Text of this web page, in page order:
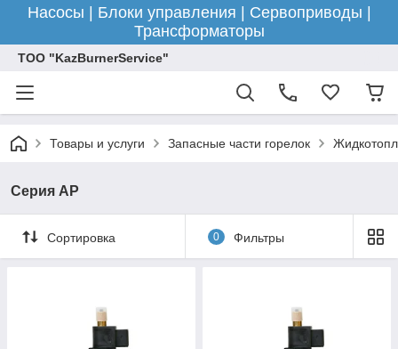
Насосы | Блоки управления | Сервоприводы |
Трансформаторы
ТОО "KazBurnerService"
Товары и услуги Запасные части горелок
Серия AP
Сортировка 0 Фильтры